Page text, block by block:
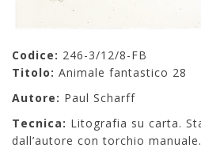
Codice: 246-3/12/8-FB
Titolo: Animale fantastico 28
Autore: Paul Scharff
Tecnica: Litografia su carta.
dall’autore con torchio manuale.